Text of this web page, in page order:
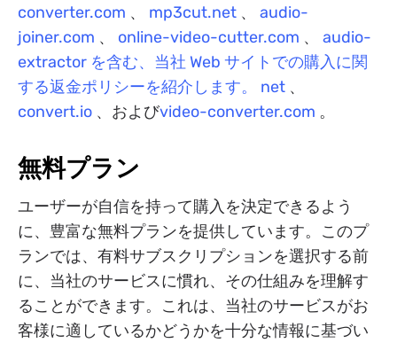
converter.com 、 mp3cut.net 、 audio-
joiner.com 、 online-video-cutter.com 、 audio-
extractor を含む、当社 Web サイトでの購入に関
する返金ポリシーを紹介します。 net 、
convert.io 、およびvideo-converter.com 。
無料プラン
ユーザーが自信を持って購入を決定できるよう
に、豊富な無料プランを提供しています。このプ
ランでは、有料サブスクリプションを選択する前
に、当社のサービスに慣れ、その仕組みを理解す
ることができます。これは、当社のサービスがお
客様に適しているかどうかを十分な情報に基づい